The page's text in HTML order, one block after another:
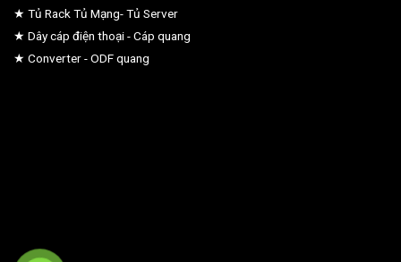
★ Tủ Rack Tủ Mạng- Tủ Server
★ Dây cáp điện thoại - Cáp quang
★ Converter - ODF quang